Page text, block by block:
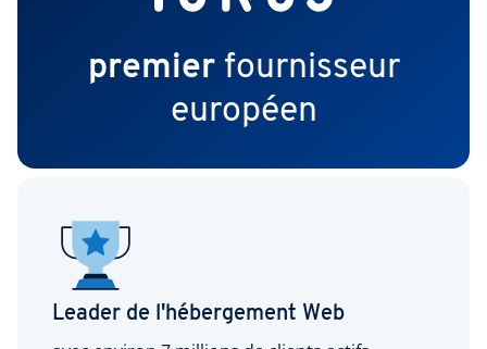
premierfournisseur
européen
Leader de l'hébergement Web